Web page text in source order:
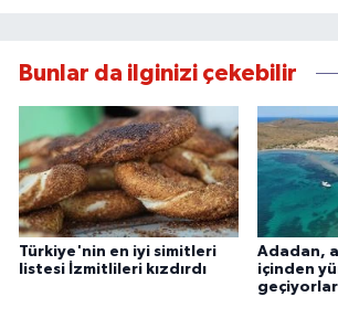
Bunlar da ilginizi çekebilir
Türkiye'nin en iyi simitleri
listesi İzmitlileri kızdırdı
Adadan,
içinden
geçiyorlar